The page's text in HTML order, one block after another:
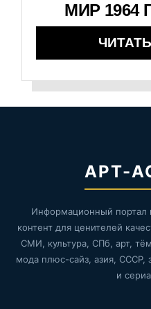
МИР 1964
АРТ-
Информационный портал
контент для ценителей
СМИ, культура, СПб, арт,
мода плюс-сайз, азия, СССР,
и